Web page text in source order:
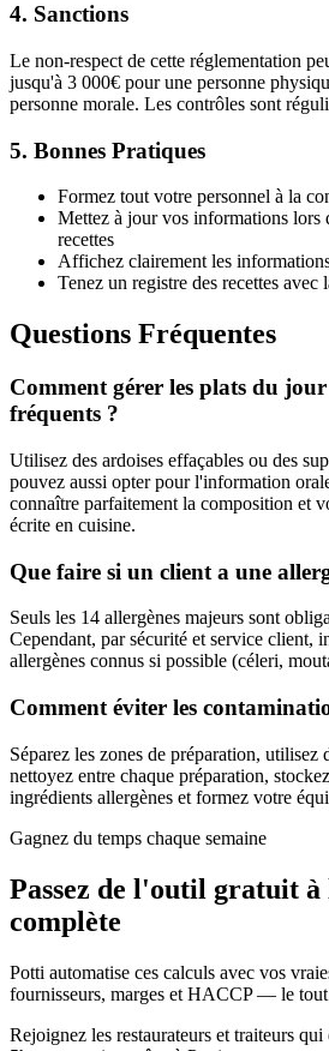
4. Sanctions
Le non-respect de cette réglementation
jusqu'à 3 000€ pour une personne
personne morale. Les contrôles sont
5. Bonnes Pratiques
Formez tout votre personnel à la
Mettez à jour vos informations lors
recettes
Affichez clairement les
Tenez un registre des recettes
Questions Fréquentes
Comment gérer les plats du
fréquents ?
Utilisez des ardoises effaçables ou des
pouvez aussi opter pour l'information
connaître parfaitement la composition et
écrite en cuisine.
Que faire si un client a une
Seuls les 14 allergènes majeurs sont
Cependant, par sécurité et service client,
allergènes connus si possible (céleri,
Comment éviter les
Séparez les zones de préparation, utilisez
nettoyez entre chaque préparation,
ingrédients allergènes et formez votre
Gagnez du temps chaque semaine
Passez de l'outil gratuit à
complète
Potti automatise ces calculs avec vos
fournisseurs, marges et HACCP — le tout
Rejoignez les restaurateurs et traiteurs